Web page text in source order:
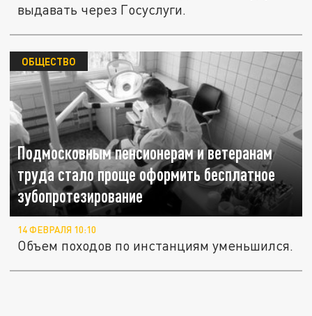
выдавать через Госуслуги.
Подмосковным пенсионерам и ветеранам
труда стало проще оформить бесплатное
зубопротезирование
ОБЩЕСТВО
14 ФЕВРАЛЯ 10:10
Объем походов по инстанциям уменьшился.